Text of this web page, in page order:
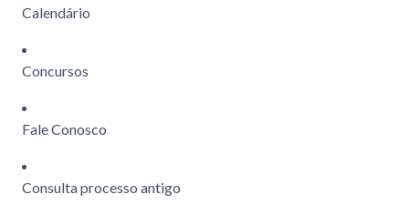
Calendário
Concursos
Fale Conosco
Consulta processo antigo